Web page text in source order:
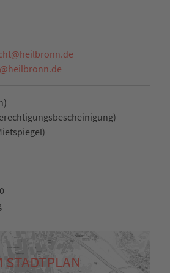
@heilbronn.de
@heilbronn.de
STADTPLAN